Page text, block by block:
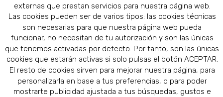
externas que prestan servicios para nuestra página web.
Las cookies pueden ser de varios tipos: las cookies técnicas
son necesarias para que nuestra página web pueda
funcionar, no necesitan de tu autorización y son las únicas
que tenemos activadas por defecto. Por tanto, son las únicas
cookies que estarán activas si solo pulsas el botón ACEPTAR.
El resto de cookies sirven para mejorar nuestra página, para
personalizarla en base a tus preferencias, o para poder
mostrarte publicidad ajustada a tus búsquedas, gustos e